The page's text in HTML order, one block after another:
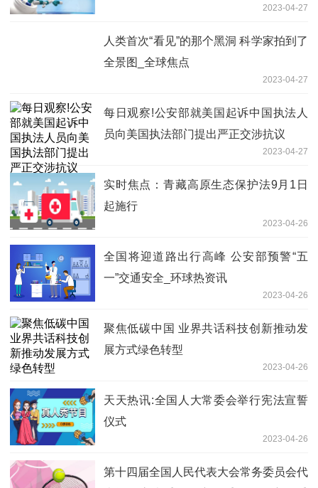
2023-04-27
人类首次“看见”的那个黑洞 科学家拍到了
全景图_全球焦点
2023-04-27
每日观察!公安部就美国起诉中国执法人
员向美国执法部门提出严正交涉抗议
2023-04-27
实时焦点：青藏高原生态保护法9月1日
起施行
2023-04-26
全国将迎道路出行高峰 公安部预警“五
一”交通安全_环球热资讯
2023-04-26
聚焦低碳中国 业界共话科技创新推动发
展方式绿色转型
2023-04-26
天天热讯:全国人大常委会举行宪法宣誓
仪式
2023-04-26
第十四届全国人民代表大会常务委员会代